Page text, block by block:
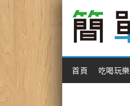
Main Menu
首頁 吃喝玩樂